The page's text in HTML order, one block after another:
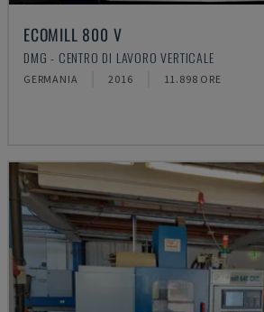
ECOMILL 800 V
DMG - CENTRO DI LAVORO VERTICALE
GERMANIA 2016 11.898 ORE